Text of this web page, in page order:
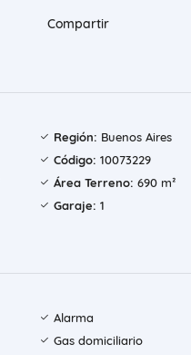
Compartir
Región: Buenos Aires
Código: 10073229
Área Terreno: 690 m²
Garaje: 1
Alarma
Gas domiciliario